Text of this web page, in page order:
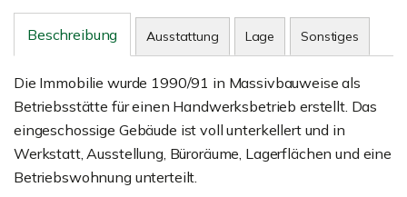
Beschreibung Ausstattung Lage Sonstiges
Die Immobilie wurde 1990/91 in Massivbauweise als
Betriebsstätte für einen Handwerksbetrieb erstellt. Das
eingeschossige Gebäude ist voll unterkellert und in
Werkstatt, Ausstellung, Büroräume, Lagerflächen und eine
Betriebswohnung unterteilt.